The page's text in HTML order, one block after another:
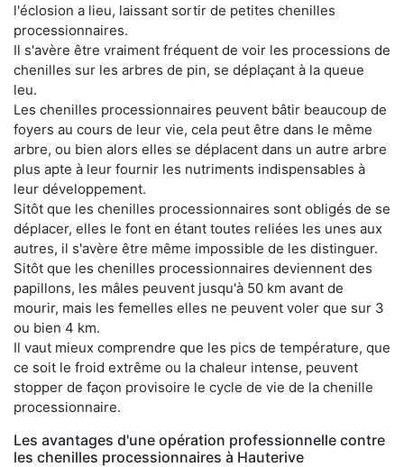
l'éclosion a lieu, laissant sortir de petites chenilles
processionnaires.
Il s'avère être vraiment fréquent de voir les processions de
chenilles sur les arbres de pin, se déplaçant à la queue
leu.
Les chenilles processionnaires peuvent bâtir beaucoup de
foyers au cours de leur vie, cela peut être dans le même
arbre, ou bien alors elles se déplacent dans un autre arbre
plus apte à leur fournir les nutriments indispensables à
leur développement.
Sitôt que les chenilles processionnaires sont obligés de se
déplacer, elles le font en étant toutes reliées les unes aux
autres, il s'avère être même impossible de les distinguer.
Sitôt que les chenilles processionnaires deviennent des
papillons, les mâles peuvent jusqu'à 50 km avant de
mourir, mais les femelles elles ne peuvent voler que sur 3
ou bien 4 km.
Il vaut mieux comprendre que les pics de température, que
ce soit le froid extrême ou la chaleur intense, peuvent
stopper de façon provisoire le cycle de vie de la chenille
processionnaire.
Les avantages d'une opération professionnelle contre
les chenilles processionnaires à Hauterive